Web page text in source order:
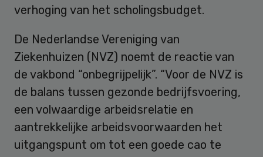
verhoging van het scholingsbudget.
De Nederlandse Vereniging van
Ziekenhuizen (NVZ) noemt de reactie van
de vakbond “onbegrijpelijk”. “Voor de NVZ is
de balans tussen gezonde bedrijfsvoering,
een volwaardige arbeidsrelatie en
aantrekkelijke arbeidsvoorwaarden het
uitgangspunt om tot een goede cao te